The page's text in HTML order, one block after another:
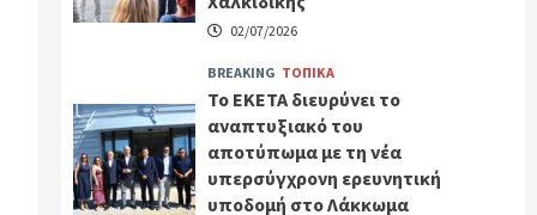
02/07/2026
BREAKING ΤΟΠΙΚΑ
Το ΕΚΕΤΑ διευρύνει το
αναπτυξιακό του
αποτύπωμα με τη νέα
υπερσύγχρονη ερευνητική
υποδομή στο Λάκκωμα